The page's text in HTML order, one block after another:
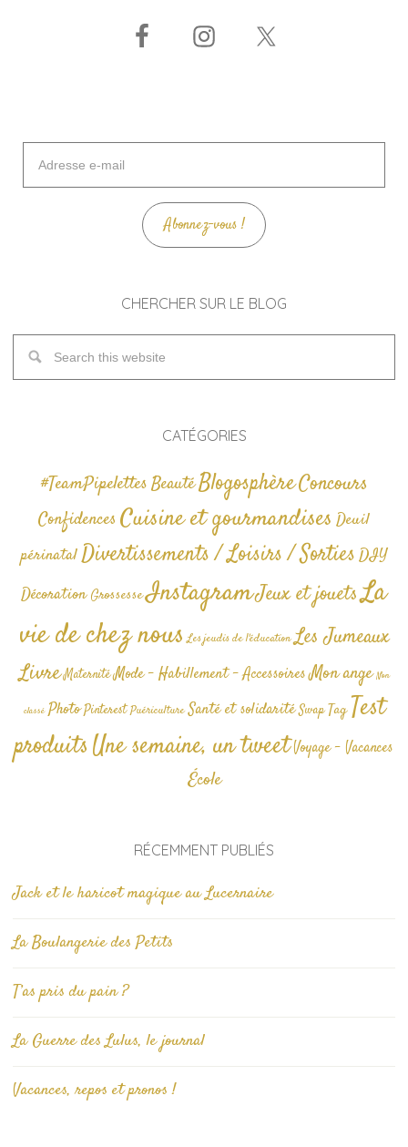
mail
Abonnez-vous !
CHERCHER SUR LE BLOG
CATÉGORIES
#TeamPipelettesBeautéBlogosphèreConcours
Confidences Cuisine et gourmandises Deuil
périnatalDivertissements / Loisirs / SortiesDIY
Décoration GrossesseInstagramJeux et jouetsLa
vie de chez nous Les jeudis de l'éducation Les Jumeaux
Livre Maternité Mode - Habillement - AccessoiresMon ange Non
classé Photo Pinterest Puériculture Santé et solidarité Swap TagTest
produitsUne semaine, un tweetVoyage - Vacances
École
RÉCEMMENT PUBLIÉS
Jack et le haricot magique au Lucernaire
La Boulangerie des Petits
T’as pris du pain ?
La Guerre des Lulus, le journal
Vacances, repos et pronos !